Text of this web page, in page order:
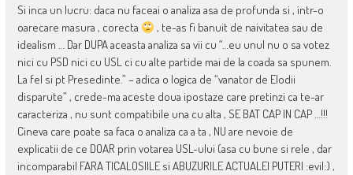
Si inca un lucru: daca nu faceai o analiza asa de profunda si , intr-o
oarecare masura , corecta
, te-as fi banuit de naivitatea sau de
idealism … Dar DUPA aceasta analiza sa vii cu “…eu unul nu o sa votez
nici cu PSD nici cu USL ci cu alte partide mai de la coada sa spunem.
La fel si pt Presedinte.” – adica o logica de “vanator de Elodii
disparute” , crede-ma aceste doua ipostaze care pretinzi ca te-ar
caracteriza , nu sunt compatibile una cu alta , SE BAT CAP IN CAP …!!!
Cineva care poate sa faca o analiza ca a ta , NU are nevoie de
explicatii de ce DOAR prin votarea USL-ului (asa cu bune si rele , dar
incomparabil FARA TICALOSIILE si ABUZURILE ACTUALEI PUTERI :evil:) ,